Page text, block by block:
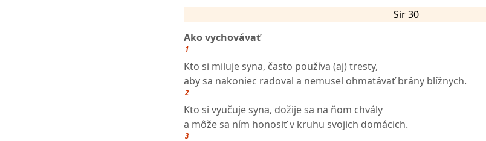
Sir 30
Ako vychovávať
1
Kto si miluje syna, často používa (aj) tresty,
aby sa nakoniec radoval a nemusel ohmatávať brány blížnych.
2
Kto si vyučuje syna, dožije sa na ňom chvály
a môže sa ním honosiť v kruhu svojich domácich.
3